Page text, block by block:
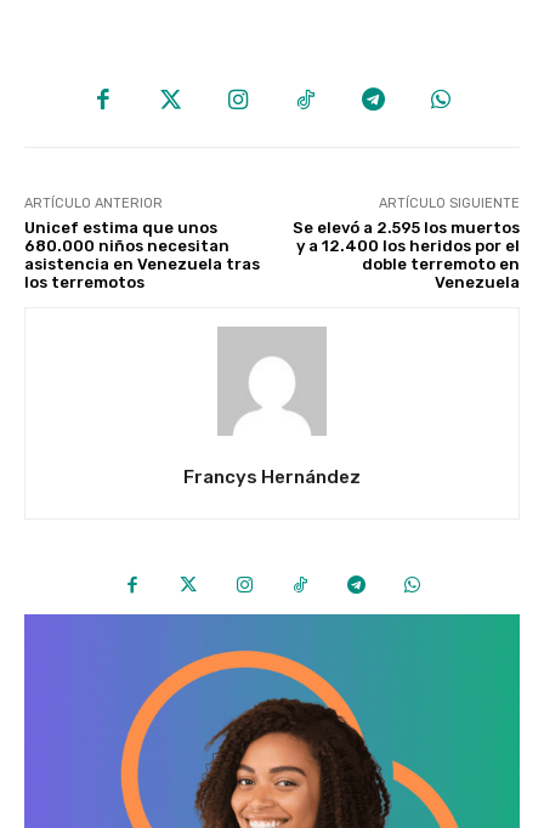
ARTÍCULO ANTERIOR
Unicef estima que unos
680.000 niños necesitan
asistencia en Venezuela tras
los terremotos
ARTÍCULO SIGUIENTE
Se elevó a 2.595 los muertos
y a 12.400 los heridos por el
doble terremoto en
Venezuela
Francys Hernández